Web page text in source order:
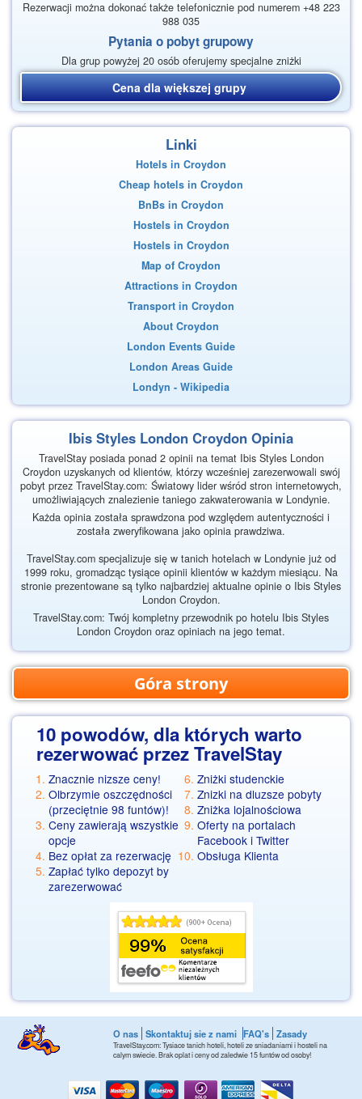
Rezerwacji można dokonać także telefonicznie pod numerem +48 223
988 035
Pytania o pobyt grupowy
Dla grup powyżej 20 osób oferujemy specjalne zniżki
Cena dla większej grupy
Linki
Hotels in Croydon
Cheap hotels in Croydon
BnBs in Croydon
Hostels in Croydon
Hostels in Croydon
Map of Croydon
Attractions in Croydon
Transport in Croydon
About Croydon
London Events Guide
London Areas Guide
Londyn - Wikipedia
Ibis Styles London Croydon Opinia
TravelStay posiada ponad 2 opinii na temat Ibis Styles London
Croydon uzyskanych od klientów, którzy wcześniej zarezerwowali swój
pobyt przez TravelStay.com: Światowy lider wśród stron internetowych,
umożliwiających znalezienie taniego zakwaterowania w Londynie.
Każda opinia została sprawdzona pod względem autentyczności i
została zweryfikowana jako opinia prawdziwa.
TravelStay.com specjalizuje się w tanich hotelach w Londynie już od
1999 roku, gromadząc tysiące opinii klientów w każdym miesiącu. Na
stronie prezentowane są tylko najbardziej aktualne opinie o Ibis Styles
London Croydon.
TravelStay.com: Twój kompletny przewodnik po hotelu Ibis Styles
London Croydon oraz opiniach na jego temat.
Góra strony
10 powodów, dla których warto
rezerwować przez TravelStay
Znacznie nizsze ceny!
Olbrzymie oszczędności
(przeciętnie 98 funtów)!
Ceny zawierają wszystkie
opcje
Bez opłat za rezerwację
Zapłać tylko depozyt by
zarezerwować
Zniżki studenckie
Znizki na dluzsze pobyty
Zniżka lojalnościowa
Oferty na portalach
Facebook i Twitter
Obsługa Klienta
O nas Skontaktuj sie z nami FAQ's Zasady
TravelStay.com: Tysiace tanich hoteli, hoteli ze sniadaniami i hosteli na
calym swiecie. Brak oplat i ceny od zaledwie 15 funtów od osoby!